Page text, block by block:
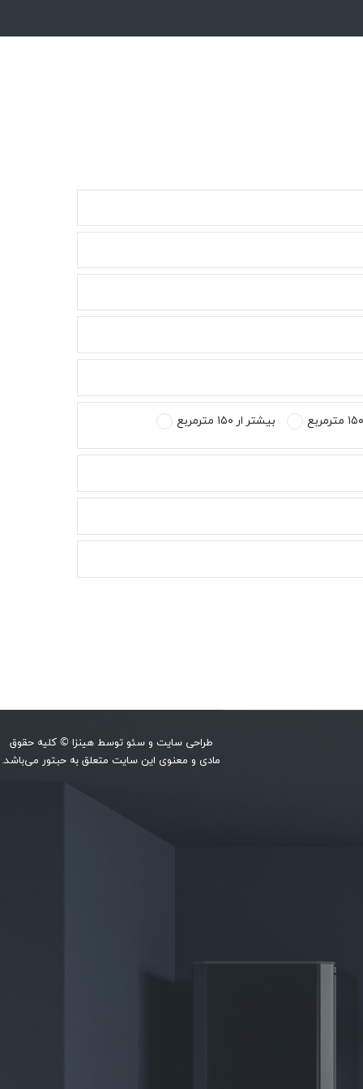
بیشتر ار ۱۵۰ مترمربع
طراحی سایت وسئو توسطهینزا © کلیه حقوق
مادی و معنوی این سایت متعلق به حبتور می‌باشد.